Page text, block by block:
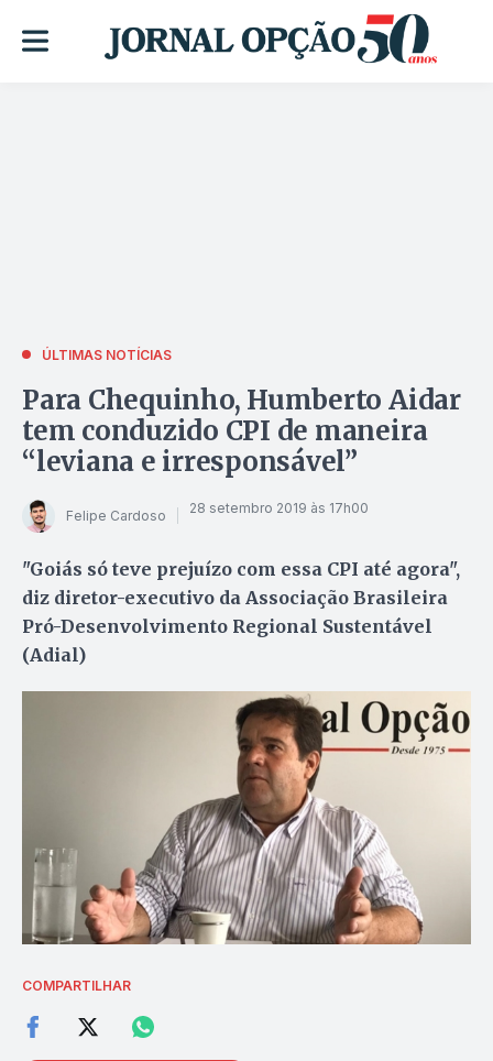
ÚLTIMAS NOTÍCIAS
Para Chequinho, Humberto Aidar
tem conduzido CPI de maneira
“leviana e irresponsável”
Felipe Cardoso 28 setembro 2019 às 17h00
"Goiás só teve prejuízo com essa CPI até agora",
diz diretor-executivo da Associação Brasileira
Pró-Desenvolvimento Regional Sustentável
(Adial)
COMPARTILHAR